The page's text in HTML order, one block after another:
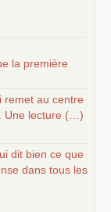
la première
remet au centre
Une lecture (…)
dit bien ce que
dans tous les